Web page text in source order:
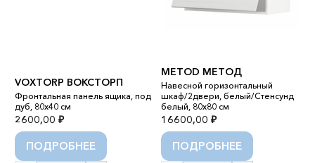
VOXTORP ВОКСТОРП
Фронтальная панель ящика, под
дуб, 80x40 см
2600,00 ₽
ПОДРОБНЕЕ
METOD МЕТОД
Навесной горизонтальный
шкаф/2двери, белый/Стенсунд
белый, 80x80 см
16600,00 ₽
ПОДРОБНЕЕ